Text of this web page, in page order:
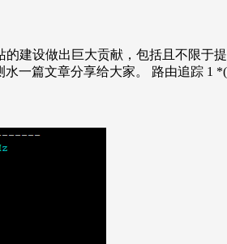
建设做出巨大贡献，包括且不限于
篇文章分享给大家。 路由追踪 1